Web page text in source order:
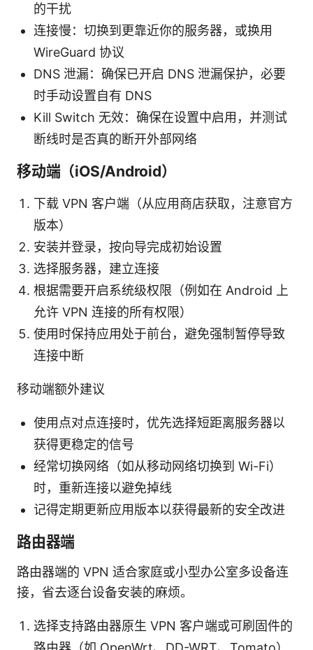
的干扰
连接慢：切换到更靠近你的服务器，或换用
WireGuard 协议
DNS 泄漏：确保已开启 DNS 泄漏保护，必要
时手动设置自有 DNS
Kill Switch 无效：确保在设置中启用，并测试
断线时是否真的断开外部网络
移动端（iOS/Android）
下载 VPN 客户端（从应用商店获取，注意官方
版本）
安装并登录，按向导完成初始设置
选择服务器，建立连接
根据需要开启系统级权限（例如在 Android 上
允许 VPN 连接的所有权限）
使用时保持应用处于前台，避免强制暂停导致
连接中断
移动端额外建议
使用点对点连接时，优先选择短距离服务器以
获得更稳定的信号
经常切换网络（如从移动网络切换到 Wi-Fi）
时，重新连接以避免掉线
记得定期更新应用版本以获得最新的安全改进
路由器端
路由器端的 VPN 适合家庭或小型办公室多设备连
接，省去逐台设备安装的麻烦。
选择支持路由器原生 VPN 客户端或可刷固件的